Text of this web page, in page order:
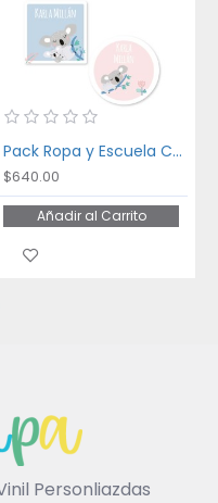
Pack Ropa y Escuela Cute Koala
$640.00
Añadir al Carrito
Personliazdas